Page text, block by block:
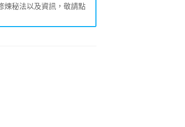
煉秘法以及資訊，敬請點